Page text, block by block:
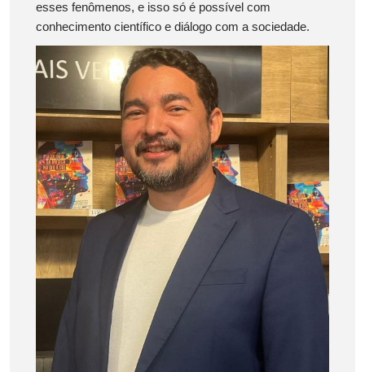
esses fenômenos, e isso só é possível com
conhecimento científico e diálogo com a sociedade.